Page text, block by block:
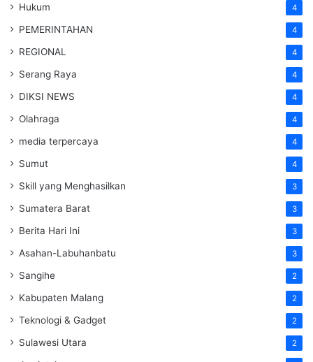
Hukum 4
PEMERINTAHAN 4
REGIONAL 4
Serang Raya 4
DIKSI NEWS 4
Olahraga 4
media terpercaya 4
Sumut 4
Skill yang Menghasilkan 3
Sumatera Barat 3
Berita Hari Ini 3
Asahan-Labuhanbatu 3
Sangihe 2
Kabupaten Malang 2
Teknologi & Gadget 2
Sulawesi Utara 2